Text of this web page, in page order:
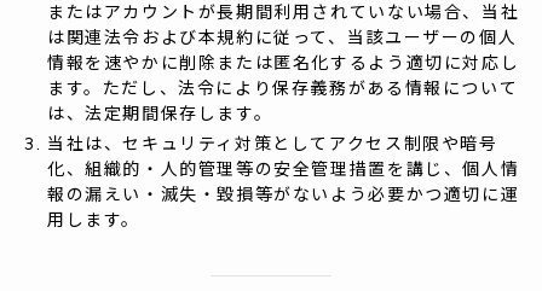
またはアカウントが長期間利用されていない場合、当社
は関連法令および本規約に従って、当該ユーザーの個人
情報を速やかに削除または匿名化するよう適切に対応し
ます。ただし、法令により保存義務がある情報について
は、法定期間保存します。
当社は、セキュリティ対策としてアクセス制限や暗号
化、組織的・人的管理等の安全管理措置を講じ、個人情
報の漏えい・滅失・毀損等がないよう必要かつ適切に運
用します。